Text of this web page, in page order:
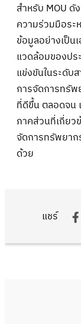
แชร์
สำหรับ MOU ดั
ความร่วมมือระ
ข้อมูลอย่างเป็น
แวดล้อมของปร
แข่งขันในระดับ
การจัดการทรัพ
ที่ดีขึ้น ตลอดจน
ภาคส่วนที่เกี่ยว
จัดการทรัพยาก
ด้วย